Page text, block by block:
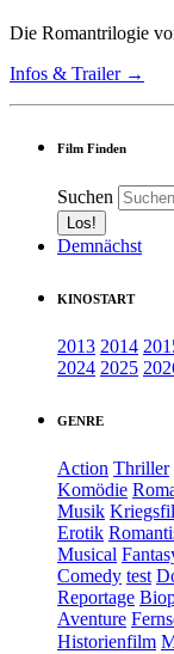
Die Romantrilogie
Infos & Trailer →
Film Finden
Suchen
Demnächst
KINOSTART
2013 2014
2024 2025
GENRE
Action Thriller
Komödie
Musik
Erotik
Musical
Comedy test
Reportage
Aventure
Historienfilm